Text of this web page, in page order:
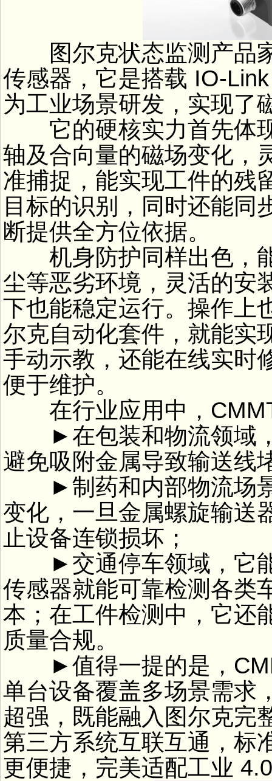
图尔克状态监测产品
传感器，它是搭载 IO-
为工业场景研发，实现了
它的硬核实力首先体现
轴及合向量的磁场变化，
准捕捉，能实现工件的残
目标的识别，同时还能同
断提供全方位依据。
机身防护同样出色，能
尘等恶劣环境，灵活的安
下也能稳定运行。操作上
尔克自动化套件，就能实
手动示教，还能在线实时
便于维护。
在行业应用中，CMMT
►在包装和物流领域，
避免吸附金属导致输送线
►制药和内部物流场景
变化，一旦金属螺旋输送
止设备连锁损坏；
►交通停车领域，它能
传感器就能可靠检测各类
本；在工件检测中，它还
质量合规。
►值得一提的是，
单台设备覆盖多场景需求
超强，既能融入图尔克完
第三方系统互联互通，标
更便捷，完美适配工业